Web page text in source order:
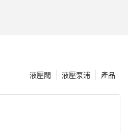
產品
液壓泵浦
液壓閥